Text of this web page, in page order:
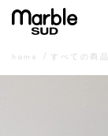
home すべての商品